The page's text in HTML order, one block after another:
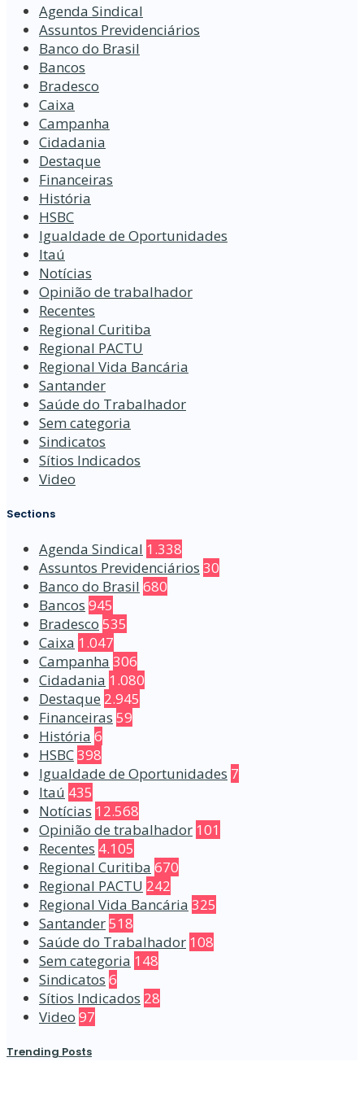
Agenda Sindical
Assuntos Previdenciários
Banco do Brasil
Bancos
Bradesco
Caixa
Campanha
Cidadania
Destaque
Financeiras
História
HSBC
Igualdade de Oportunidades
Itaú
Notícias
Opinião de trabalhador
Recentes
Regional Curitiba
Regional PACTU
Regional Vida Bancária
Santander
Saúde do Trabalhador
Sem categoria
Sindicatos
Sítios Indicados
Video
Sections
Agenda Sindical 1.338
Assuntos Previdenciários 30
Banco do Brasil 680
Bancos 945
Bradesco 535
Caixa 1.047
Campanha 306
Cidadania 1.080
Destaque 2.945
Financeiras 59
História 6
HSBC398
Igualdade de Oportunidades 7
Itaú 435
Notícias 12.568
Opinião de trabalhador 101
Recentes 4.105
Regional Curitiba 670
Regional PACTU 242
Regional Vida Bancária 325
Santander518
Saúde do Trabalhador 108
Sem categoria 148
Sindicatos 6
Sítios Indicados 28
Video 97
Trending Posts